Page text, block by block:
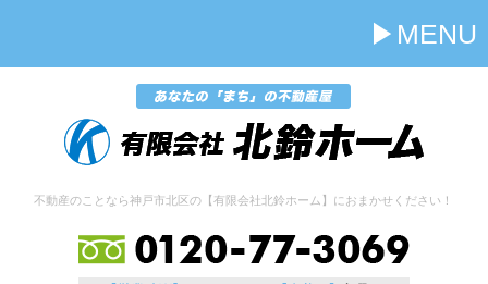
MENU
不動産のことなら神戸市北区の【有限会社北鈴ホーム】におまかせください！